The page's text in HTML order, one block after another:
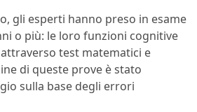
gli esperti hanno preso in esame
o più: le loro funzioni cognitive
test matematici e
di queste prove è stato
sulla base degli errori